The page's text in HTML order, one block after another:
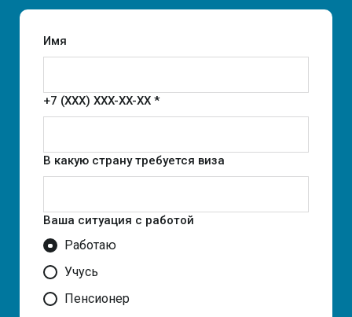
Имя
+7 (XXX) XXX-XX-XX *
В какую страну требуется виза
Ваша ситуация с работой
Работаю
Учусь
Пенсионер